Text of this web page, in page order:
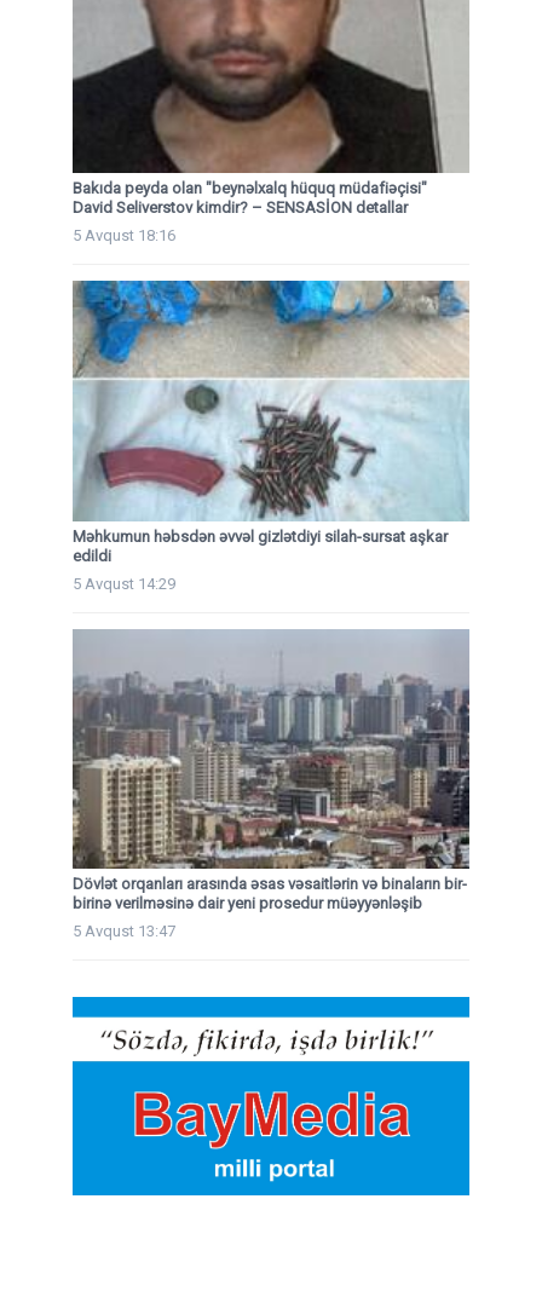
Bakıda peyda olan "beynəlxalq hüquq müdafiəçisi"
David Seliverstov kimdir? – SENSASİON detallar
5 Avqust 18:16
Məhkumun həbsdən əvvəl gizlətdiyi silah-sursat aşkar
edildi
5 Avqust 14:29
Dövlət orqanları arasında əsas vəsaitlərin və binaların bir-
birinə verilməsinə dair yeni prosedur müəyyənləşib
5 Avqust 13:47